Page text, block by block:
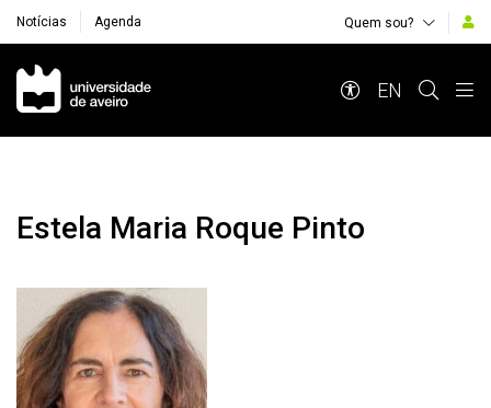
Notícias Agenda Quem sou?
Navegação Principal
EN
Estela Maria Roque Pinto